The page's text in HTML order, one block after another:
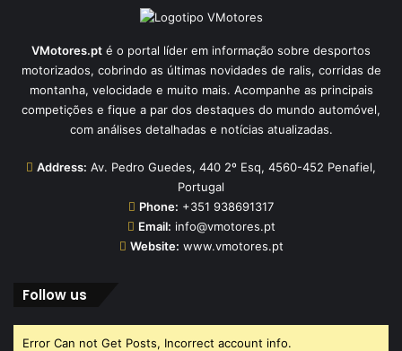
VMotores.pt é o portal líder em informação sobre desportos
motorizados, cobrindo as últimas novidades de ralis, corridas de
montanha, velocidade e muito mais. Acompanhe as principais
competições e fique a par dos destaques do mundo automóvel,
com análises detalhadas e notícias atualizadas.
Address: Av. Pedro Guedes, 440 2º Esq, 4560-452 Penafiel,
Portugal
Phone: +351 938691317
Email: info@vmotores.pt
Website: www.vmotores.pt
Follow us
Error Can not Get Posts, Incorrect account info.